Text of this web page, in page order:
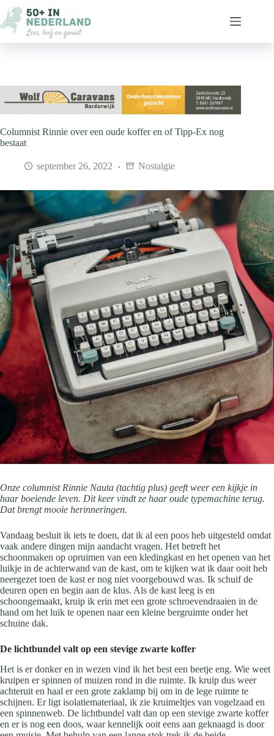
naar
de
inhoud
Columnist Rinnie over een oude koffer en of Tipp-Ex nog
bestaat
september 26, 2022 Nostalgie
Onze columnist Rinnie Nauta (tachtig plus) geeft weer een kijkje in
haar boeiende leven. Dit keer vindt ze haar oude typemachine terug.
Dat brengt mooie herinneringen.
Vandaag besluit ik iets te doen, dat ik al een poos heb uitgesteld omdat
vaak andere dingen mijn aandacht vragen. Het betreft het
schoonmaken op opruimen van een kledingkast en het openen van het
luikje in de achterwand van de kast, om te kijken wat ik daar ooit heb
neergezet toen de kast er nog niet voorgebouwd was. Ik schuif de
deuren open en begin aan de klus. Als de kast leeg is en
schoongemaakt, kruip ik erin met een grote schroevendraaien in de
hand om het luik te openen naar een kleine bergruimte onder het
schuine dak.
De lichtbundel valt op een stevige zwarte koffer
Het is er donker en in wezen vind ik het best een beetje eng. Wie weet
kruipen er spinnen of muizen rond in die ruimte. Ik kruip dus weer
achteruit en haal er een grote zaklamp bij om in de lege ruimte te
schijnen. Er ligt isolatiemateriaal, ik zie kruimeltjes van vogelzaad en
een spinnenweb. De lichtbundel valt dan op een stevige zwarte koffer
en er is nog een doos, waar kennelijk ooit eens aan geknaagd is door